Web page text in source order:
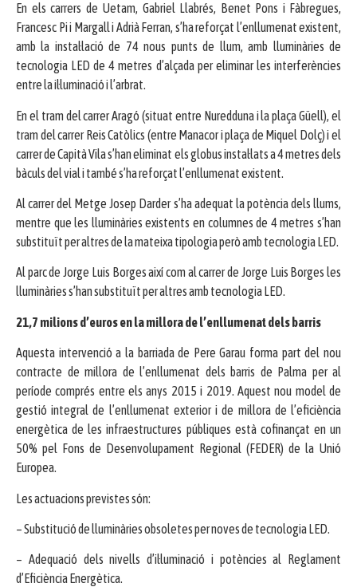
En els carrers de Uetam, Gabriel Llabrés, Benet Pons i Fàbregues,
Francesc Pi i Margall i Adrià Ferran, s’ha reforçat l’enllumenat existent,
amb la instal·lació de 74 nous punts de llum, amb lluminàries de
tecnologia LED de 4 metres d’alçada per eliminar les interferències
entre la il·luminació i l’arbrat.
En el tram del carrer Aragó (situat entre Nuredduna i la plaça Güell), el
tram del carrer Reis Catòlics (entre Manacor i plaça de Miquel Dolç) i el
carrer de Capità Vila s’han eliminat els globus instal·lats a 4 metres dels
bàculs del vial i també s’ha reforçat l’enllumenat existent.
Al carrer del Metge Josep Darder s’ha adequat la potència dels llums,
mentre que les lluminàries existents en columnes de 4 metres s’han
substituït per altres de la mateixa tipologia però amb tecnologia LED.
Al parc de Jorge Luis Borges així com al carrer de Jorge Luis Borges les
lluminàries s’han substituït per altres amb tecnologia LED.
21,7 milions d’euros en la millora de l’enllumenat dels barris
Aquesta intervenció a la barriada de Pere Garau forma part del nou
contracte de millora de l’enllumenat dels barris de Palma per al
període comprés entre els anys 2015 i 2019. Aquest nou model de
gestió integral de l’enllumenat exterior i de millora de l’eficiència
energètica de les infraestructures públiques està cofinançat en un
50% pel Fons de Desenvolupament Regional (FEDER) de la Unió
Europea.
Les actuacions previstes són:
– Substitució de lluminàries obsoletes per noves de tecnologia LED.
– Adequació dels nivells d’il·luminació i potències al Reglament
d’Eficiència Energètica.